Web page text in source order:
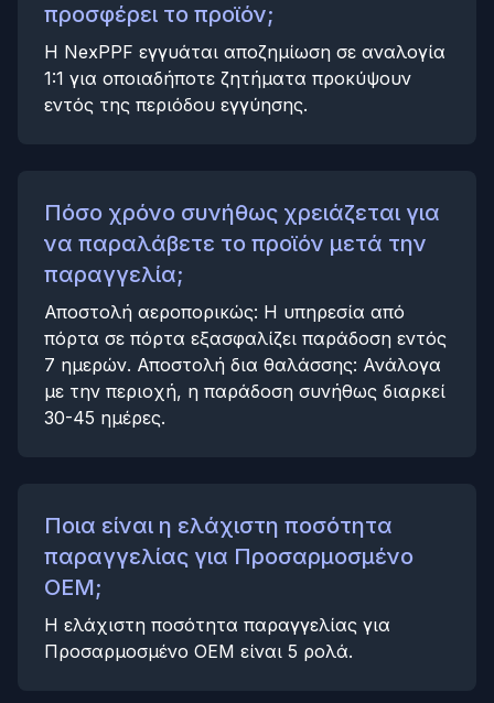
προσφέρει το προϊόν;
Η NexPPF εγγυάται αποζημίωση σε αναλογία
1:1 για οποιαδήποτε ζητήματα προκύψουν
εντός της περιόδου εγγύησης.
Πόσο χρόνο συνήθως χρειάζεται για
να παραλάβετε το προϊόν μετά την
παραγγελία;
Αποστολή αεροπορικώς: Η υπηρεσία από
πόρτα σε πόρτα εξασφαλίζει παράδοση εντός
7 ημερών. Αποστολή δια θαλάσσης: Ανάλογα
με την περιοχή, η παράδοση συνήθως διαρκεί
30-45 ημέρες.
Ποια είναι η ελάχιστη ποσότητα
παραγγελίας για Προσαρμοσμένο
OEM;
Η ελάχιστη ποσότητα παραγγελίας για
Προσαρμοσμένο OEM είναι 5 ρολά.